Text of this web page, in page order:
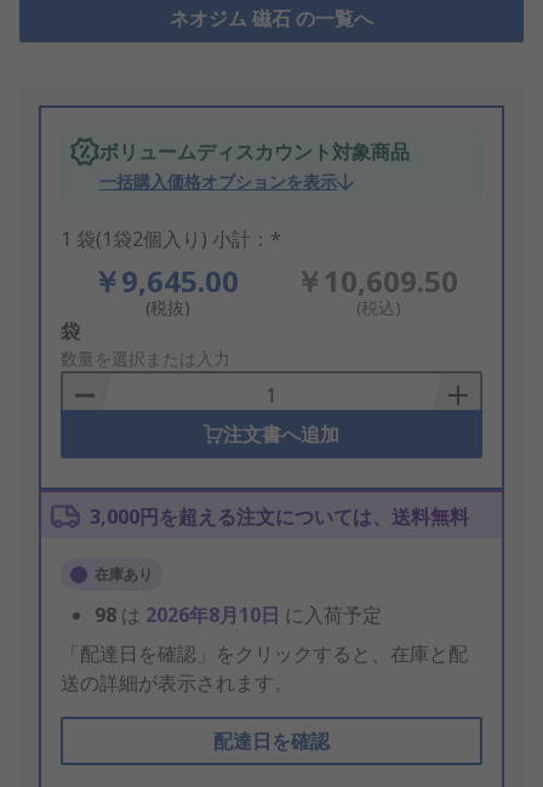
ネオジム 磁石 の一覧へ
ボリュームディスカウント対象商品
一括購入価格オプションを表示
1 袋(1袋2個入り) 小計：*
￥9,645.00
(税抜)
￥10,609.50
(税込)
Add
to
Basket
袋
数量を選択または入力
注文書へ追加
3,000円を超える注文については、送料無料
在庫あり
98 は 2026年8月10日 に入荷予定
「配達日を確認」をクリックすると、在庫と配
送の詳細が表示されます。
配達日を確認